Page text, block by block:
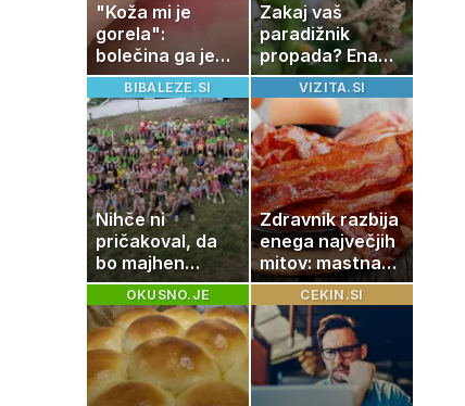
"Koža mi je
gorela":
bolečina ga je
priklenila na
posteljo
Zakaj vaš
paradižnik
propada? Ena
napaka lahko
uniči rastline –
tako jih rešite
BIBALEZE.SI
Nihče ni
pričakoval, da
bo majhen
projekt postal
ena najlepših
zgodb Zasavja
VIZITA.SI
Zdravnik razbija
enega največjih
mitov: mastna
jetra ne
nastanejo
zaradi slanine,
temveč zaradi
živila, ki ga
imamo vsi radi
OKUSNO.JE CEKIN.SI